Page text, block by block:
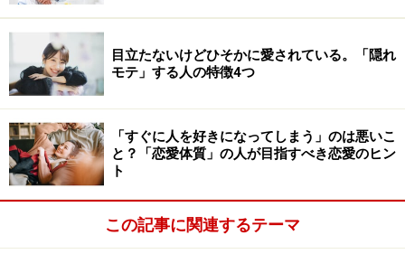
目立たないけどひそかに愛されている。「隠れ
モテ」する人の特徴4つ
「すぐに人を好きになってしまう」のは悪いこ
と？「恋愛体質」の人が目指すべき恋愛のヒン
ト
この記事に関連するテーマ